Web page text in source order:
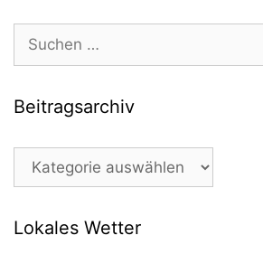
nach:
Beitragsarchiv
Beitragsarchiv
Lokales Wetter